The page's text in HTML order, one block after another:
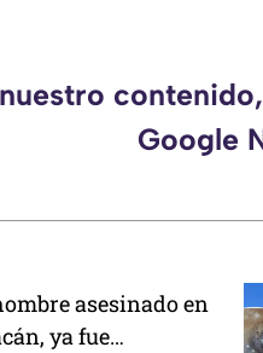
Google
asesinado en
ya fue